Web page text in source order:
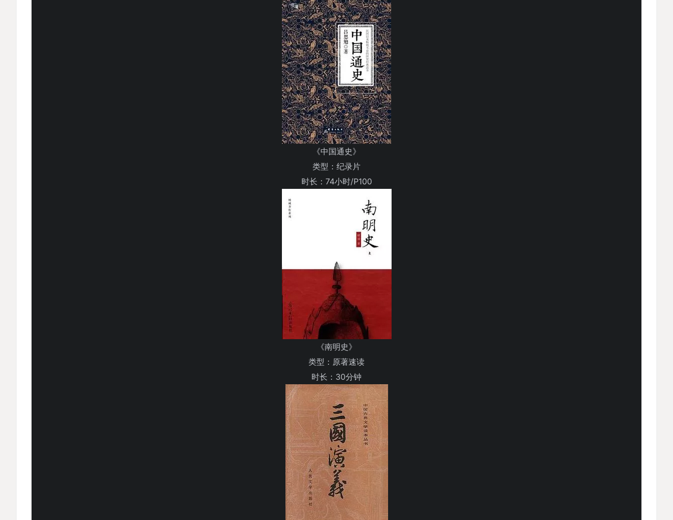
《中国通史》
类型：纪录片
时长：74小时/P100
《南明史》
类型：原著速读
时长：30分钟